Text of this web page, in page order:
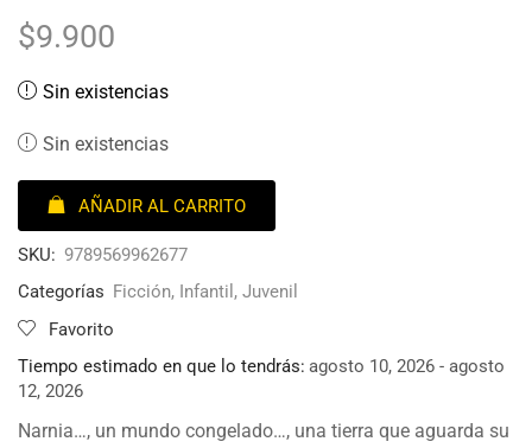
$9.900
Sin existencias
Sin existencias
AÑADIR AL CARRITO
SKU: 9789569962677
Categorías Ficción, Infantil , Juvenil
Favorito
Tiempo estimado en que lo tendrás: agosto 10, 2026 - agosto
12, 2026
Narnia…, un mundo congelado…, una tierra que aguarda su